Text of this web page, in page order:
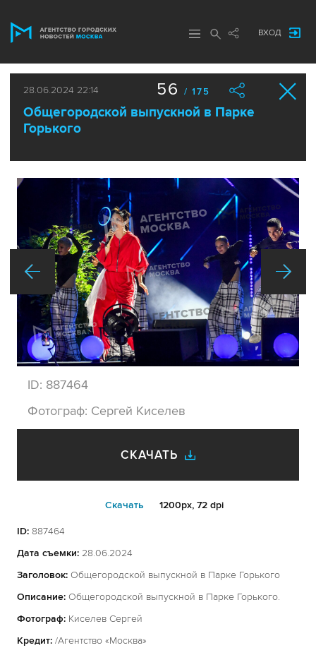
ВХОД
28.06.2024 22:14
Общегородской выпускной в Парке
Горького
56 / 175
ID: 887464
Фотограф: Сергей Киселев
СКАЧАТЬ
Cкачать 1200px, 72 dpi
ID: 887464
Дата съемки: 28.06.2024
Заголовок: Общегородской выпускной в Парке Горького
Описание: Общегородской выпускной в Парке Горького.
Фотограф: Киселев Сергей
Кредит: /Агентство «Москва»